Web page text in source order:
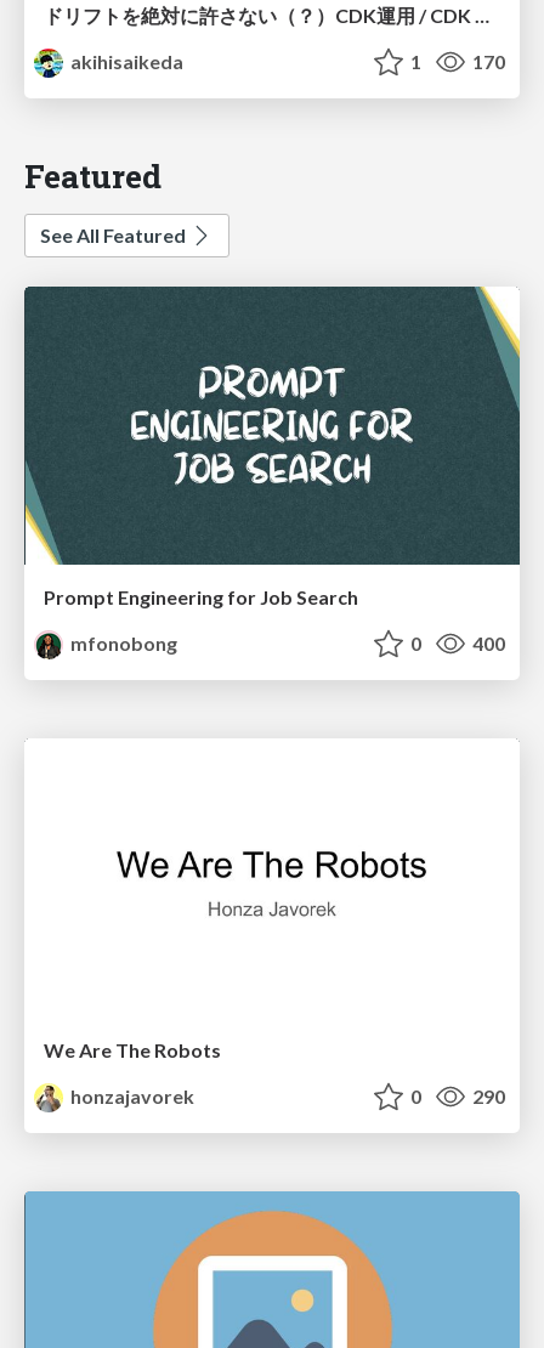
ドリフトを絶対に許さない（？）CDK運用 / CDK Ops with Zero Tolerance for Drifts (?)
akihisaikeda
1 170
Featured
See All Featured
Prompt Engineering for Job Search
mfonobong
0 400
We Are The Robots
honzajavorek
0 290